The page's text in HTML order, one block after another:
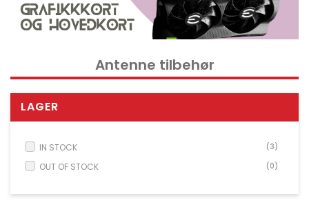
Overvåkingsutstyr
KVM utstyr
Skrivere, skannere og tilbehør
Husholdnings- og hageutstyr
Spill og droner
Electrical Supplies
Antenne tilbehør
LAGER
IN STOCK (3)
OUT OF STOCK (0)